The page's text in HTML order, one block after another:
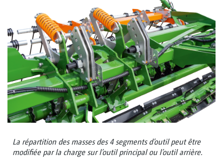
La répartition des masses des 4 segments d’outil peut être
modifiée par la charge sur l’outil principal ou l’outil arrière.